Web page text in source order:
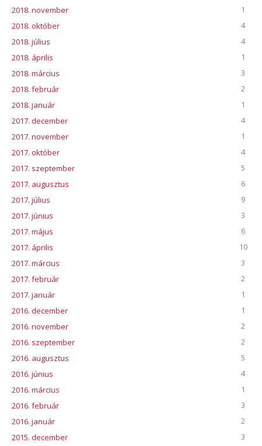
2018. november
1
2018. október
4
2018. július
4
2018. április
1
2018. március
3
2018. február
2
2018. január
1
2017. december
4
2017. november
1
2017. október
4
2017. szeptember
5
2017. augusztus
6
2017. július
9
2017. június
3
2017. május
6
2017. április
10
2017. március
3
2017. február
2
2017. január
1
2016. december
1
2016. november
2
2016. szeptember
2
2016. augusztus
5
2016. június
4
2016. március
1
2016. február
3
2016. január
2
2015. december
3